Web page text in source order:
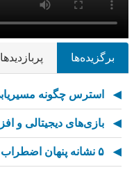
برگزیده‌ها پربازدیدها
استرس چگونه
بازی‌های دیجیتالی و
۵ نشانه پنهان اضطراب در مردان که کمتر شناخته شده‌اند